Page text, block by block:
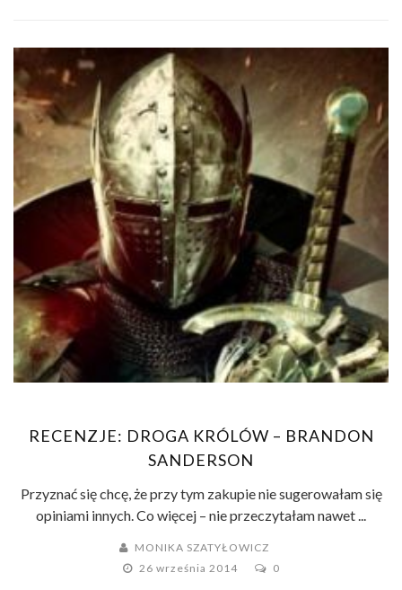
RECENZJE: DROGA KRÓLÓW – BRANDON
SANDERSON
Przyznać się chcę, że przy tym zakupie nie sugerowałam się
opiniami innych. Co więcej – nie przeczytałam nawet ...
MONIKA SZATYŁOWICZ
26 września 2014
0